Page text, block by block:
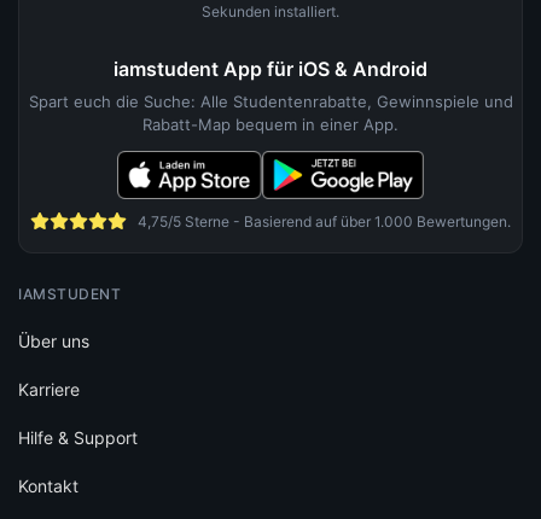
Sekunden installiert.
iamstudent App für iOS & Android
Spart euch die Suche: Alle Studentenrabatte, Gewinnspiele und
Rabatt-Map bequem in einer App.
4,75/5 Sterne - Basierend auf über 1.000 Bewertungen.
IAMSTUDENT
Über uns
Karriere
Hilfe & Support
Kontakt